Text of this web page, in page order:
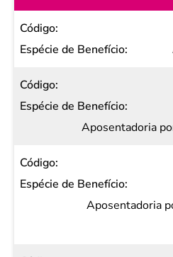
Código
Espécie
Benefício
Aposentadoria
Aposentadoria